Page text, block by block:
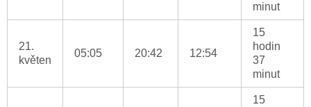
minut
21.
květen
05:05 20:42 12:54
15
hodin
37
minut
15